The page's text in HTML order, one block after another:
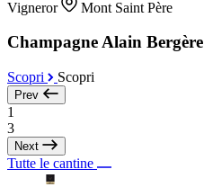
Vigneror Mont Saint Père
Champagne Alain Bergère
Scopri Scopri
Prev
1
3
Next
Tutte le cantine